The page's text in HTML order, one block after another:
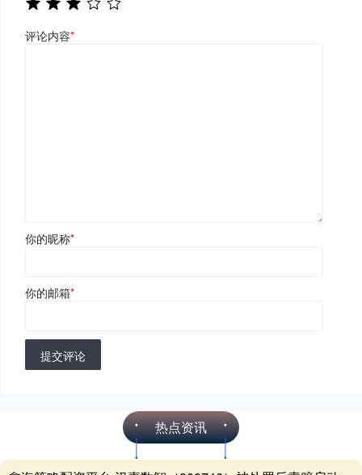
评论内容*
你的昵称*
你的邮箱*
提交评论
热点资讯